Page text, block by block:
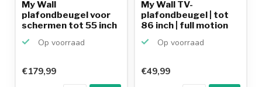
My Wall
plafondbeugel voor
schermen tot 55 inch
Op voorraad
€179,99
My Wall TV-
plafondbeugel | tot
86 inch | full motion
Op voorraad
Klantenbeoordeling
€49,99